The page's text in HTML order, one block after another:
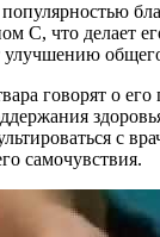
C, что делает
улучшению
говорят о
с
самочувствия.